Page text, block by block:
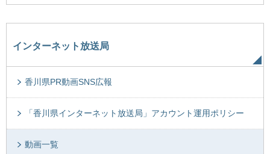
インターネット放送局
香川県PR動画SNS広報
「香川県インターネット放送局」アカウント運用ポリシー
動画一覧